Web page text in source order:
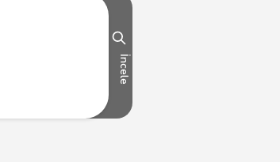
İncele